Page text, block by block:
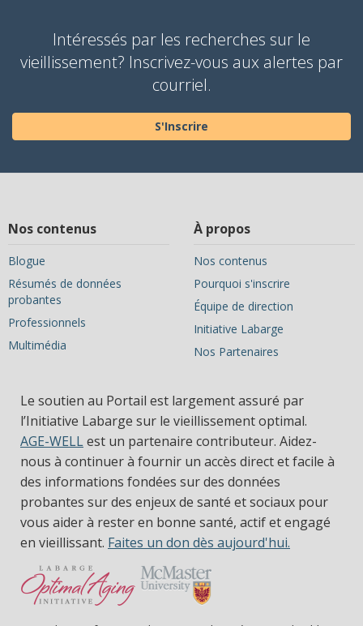
Intéressés par les recherches sur le
vieillissement? Inscrivez-vous aux alertes par
courriel.
S'Inscrire
Nos contenus
Blogue
Résumés de données
probantes
Professionnels
Multimédia
À propos
Nos contenus
Pourquoi s'inscrire
Équipe de direction
Initiative Labarge
Nos Partenaires
Le soutien au Portail est largement assuré par
l’Initiative Labarge sur le vieillissement optimal.
AGE-WELLest un partenaire contributeur. Aidez-
nous à continuer à fournir un accès direct et facile à
des informations fondées sur des données
probantes sur des enjeux de santé et sociaux pour
vous aider à rester en bonne santé, actif et engagé
en vieillissant. Faites un don dès aujourd'hui.